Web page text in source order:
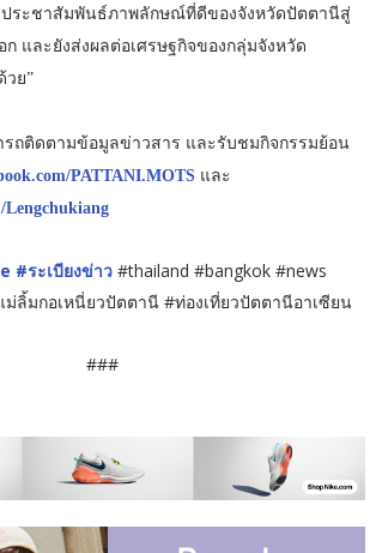
ประชาสัมพันธ์ภาพลักษณ์ที่ดีของจังหวัดปัตตานีสู่
และยังส่งผลต่อเศรษฐกิจของกลุ่มจังหวัด
วย”
รถติดตามข้อมูลข่าวสาร และรับชมกิจกรรมย้อน
PATTANI.MOTSและ
Lengchukiang
#ระเบียงข่าว#thailand #bangkok #news
ลิ้มกอเหนี่ยวปัตตานี #ท่องเที่ยวปัตตานีอาเซียน
###